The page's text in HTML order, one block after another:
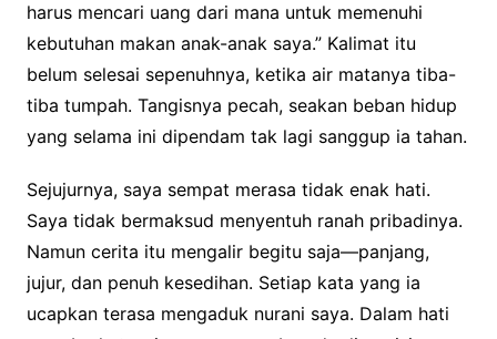
harus mencari uang dari mana untuk memenuhi
kebutuhan makan anak-anak saya.” Kalimat itu
belum selesai sepenuhnya, ketika air matanya tiba-
tiba tumpah. Tangisnya pecah, seakan beban hidup
yang selama ini dipendam tak lagi sanggup ia tahan.
Sejujurnya, saya sempat merasa tidak enak hati.
Saya tidak bermaksud menyentuh ranah pribadinya.
Namun cerita itu mengalir begitu saja—panjang,
jujur, dan penuh kesedihan. Setiap kata yang ia
ucapkan terasa mengaduk nurani saya. Dalam hati